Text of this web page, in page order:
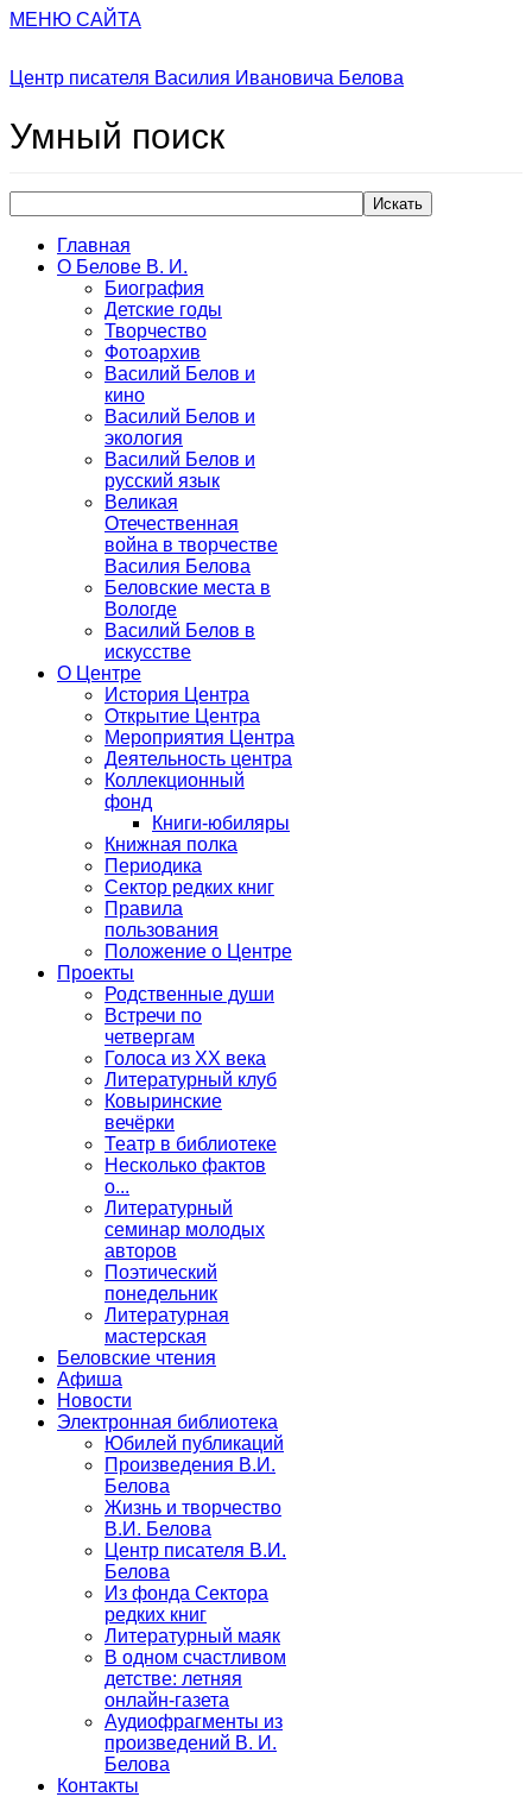
МЕНЮ САЙТА
Центр писателя Василия Ивановича Белова
Умный поиск
Искать
Главная
О Белове В. И.
Биография
Детские годы
Творчество
Фотоархив
Василий Белов и
кино
Василий Белов и
экология
Василий Белов и
русский язык
Великая
Отечественная
война в творчестве
Василия Белова
Беловские места в
Вологде
Василий Белов в
искусстве
О Центре
История Центра
Открытие Центра
Мероприятия Центра
Деятельность центра
Коллекционный
фонд
Книги-юбиляры
Книжная полка
Периодика
Сектор редких книг
Правила
пользования
Положение о Центре
Проекты
Родственные души
Встречи по
четвергам
Голоса из ХХ века
Литературный клуб
Ковыринские
вечёрки
Театр в библиотеке
Несколько фактов
о...
Литературный
семинар молодых
авторов
Поэтический
понедельник
Литературная
мастерская
Беловские чтения
Афиша
Новости
Электронная библиотека
Юбилей публикаций
Произведения В.И.
Белова
Жизнь и творчество
В.И. Белова
Центр писателя В.И.
Белова
Из фонда Сектора
редких книг
Литературный маяк
В одном счастливом
детстве: летняя
онлайн-газета
Аудиофрагменты из
произведений В. И.
Белова
Контакты